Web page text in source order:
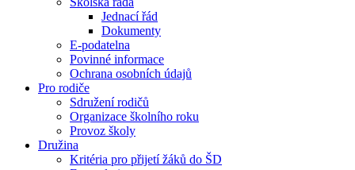
Jednací řád
Dokumenty
E-podatelna
Povinné informace
Ochrana osobních údajů
Pro rodiče
Sdružení rodičů
Organizace školního roku
Provoz školy
Družina
Kritéria pro přijetí žáků do ŠD